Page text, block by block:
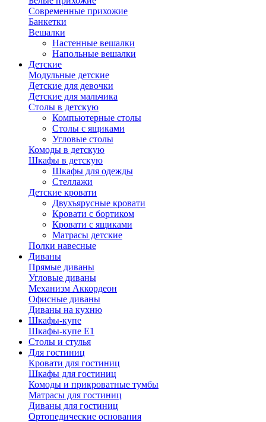
Современные прихожие
Банкетки
Вешалки
Настенные вешалки
Напольные вешалки
Детские
Модульные детские
Детские для девочки
Детские для мальчика
Столы в детскую
Компьютерные столы
Столы с ящиками
Угловые столы
Комоды в детскую
Шкафы в детскую
Шкафы для одежды
Стеллажи
Детские кровати
Двухъярусные кровати
Кровати с бортиком
Кровати с ящиками
Матрасы детские
Полки навесные
Диваны
Прямые диваны
Угловые диваны
Механизм Аккордеон
Офисные диваны
Диваны на кухню
Шкафы-купе
Шкафы-купе Е1
Столы и стулья
Для гостиниц
Кровати для гостиниц
Шкафы для гостиниц
Комоды и прикроватные тумбы
Матрасы для гостиниц
Диваны для гостиниц
Ортопедические основания